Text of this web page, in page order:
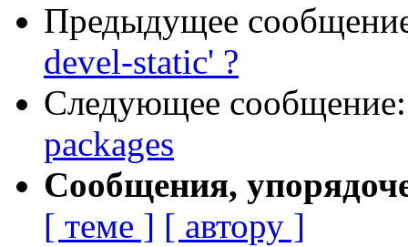
Предыдущее
devel-static' ?
Следующее
packages
Сообщения,
[ теме ] [ автору ]